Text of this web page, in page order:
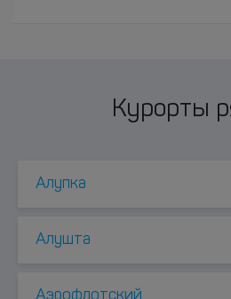
Курорты
Алупка
Алушта